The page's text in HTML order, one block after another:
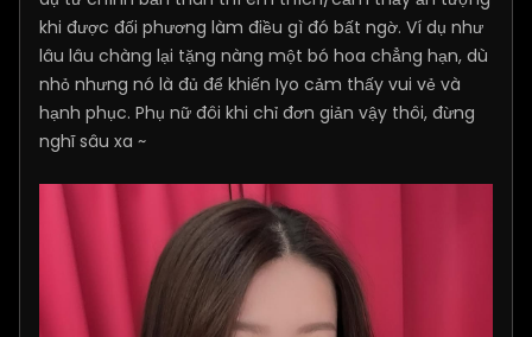
khi được đối phương làm điều gì đó bất ngờ. Ví dụ như
lâu lâu chàng lại tặng nàng một bó hoa chẳng hạn, dù
nhỏ nhưng nó là đủ để khiến Iyo cảm thấy vui vẻ và
hạnh phục. Phụ nữ đôi khi chỉ đơn giản vậy thôi, đừng
nghĩ sâu xa ~